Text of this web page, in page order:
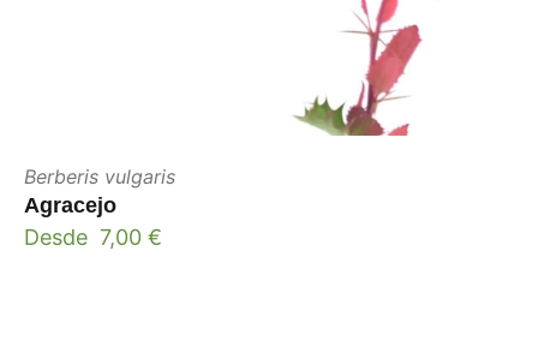
Berberis vulgaris
Agracejo
Desde 7,00 €